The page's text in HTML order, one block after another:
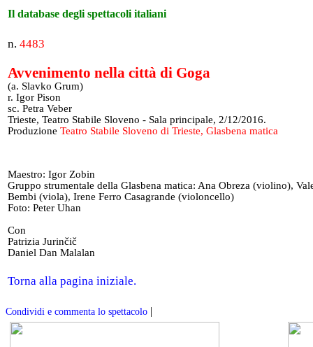
Il database degli spettacoli italiani
n. 4483
Avvenimento nella città di Goga
(a. Slavko Grum)
r. Igor Pison
sc. Petra Veber
Trieste, Teatro Stabile Sloveno - Sala principale, 2/12/2016.
Produzione Teatro Stabile Sloveno di Trieste, Glasbena matica
Maestro: Igor Zobin
Gruppo strumentale della Glasbena matica: Ana Obreza (violino),
Bembi (viola), Irene Ferro Casagrande (violoncello)
Foto: Peter Uhan
Con
Patrizia Jurinčič
Daniel Dan Malalan
Torna alla pagina iniziale.
Condividi e commenta lo spettacolo |